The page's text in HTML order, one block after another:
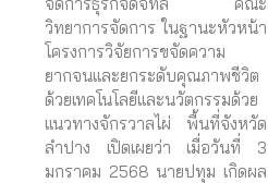
วิทยาการจัดการ ในฐานะหัวหน้า
โครงการวิจัยการขจัดความ
ยากจนและยกระดับคุณภาพชีวิต
ด้วยเทคโนโลยีและนวัตกรรมด้วย
แนวทางจักรวาลไผ่ พื้นที่จังหวัด
ลำปาง เปิดเผยว่า เมื่อวันที่ 3
มกราคม 2568 นายปทุม เกิดผล